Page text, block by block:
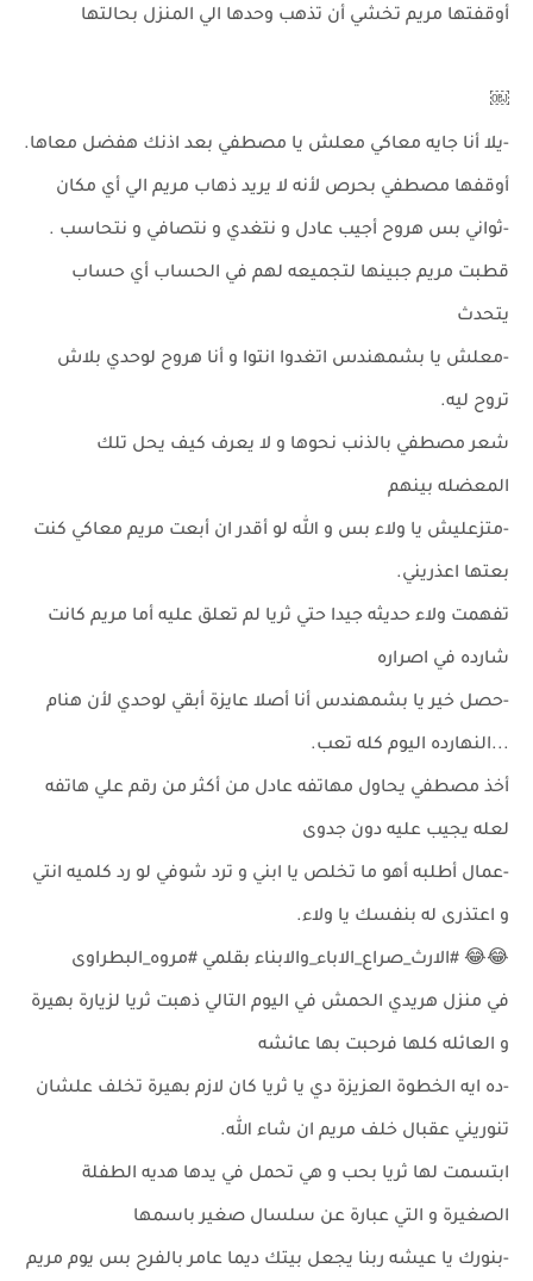
أوقفتها مريم تخشي أن تذهب وحدها الي المنزل بحالتها
￼
-يلا أنا جايه معاكي معلش يا مصطفي بعد اذنك هفضل معاها.
أوقفها مصطفي بحرص لأنه لا يريد ذهاب مريم الي أي مكان
-ثواني بس هروح أجيب عادل و نتغدي و نتصافي و نتحاسب .
قطبت مريم جبينها لتجميعه لهم في الحساب أي حساب
يتحدث
-معلش يا بشمهندس اتغدوا انتوا و أنا هروح لوحدي بلاش
تروح ليه.
شعر مصطفي بالذنب نحوها و لا يعرف كيف يحل تلك
المعضله بينهم
-متزعليش يا ولاء بس و الله لو أقدر ان أبعت مريم معاكي كنت
بعتها اعذريني.
تفهمت ولاء حديثه جيدا حتي ثريا لم تعلق عليه أما مريم كانت
شارده في اصراره
-حصل خير يا بشمهندس أنا أصلا عايزة أبقي لوحدي لأن هنام
...النهارده اليوم كله تعب.
أخذ مصطفي يحاول مهاتفه عادل من أكثر من رقم علي هاتفه
لعله يجيب عليه دون جدوى
-عمال أطلبه أهو ما تخلص يا ابني و ترد شوفي لو رد كلميه انتي
و اعتذرى له بنفسك يا ولاء.
😂😂 #الارث_صراع_الاباء_والابناء بقلمي #مروه_البطراوى
في منزل هريدي الحمش في اليوم التالي ذهبت ثريا لزيارة بهيرة
و العائله كلها فرحبت بها عائشه
-ده ايه الخطوة العزيزة دي يا ثريا كان لازم بهيرة تخلف علشان
تنوريني عقبال خلف مريم ان شاء الله.
ابتسمت لها ثريا بحب و هي تحمل في يدها هديه الطفلة
الصغيرة و التي عبارة عن سلسال صغير باسمها
-بنورك يا عيشه ربنا يجعل بيتك ديما عامر بالفرح بس يوم مريم